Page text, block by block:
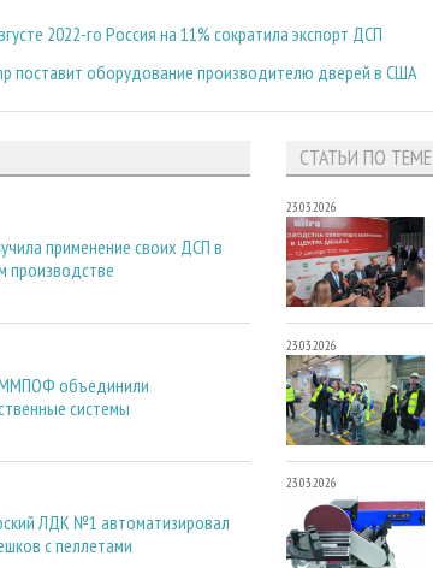
2022-го Россия на 11% сократила экспорт ДСП
поставит оборудование производителю дверей в США
применение своих ДСП в
производстве
ММПОФ объединили
системы
ЛДК №1 автоматизировал
с пеллетами
СТАТЬИ ПО ТЕМЕ
23.03.2026
23.03.2026
23.03.2026